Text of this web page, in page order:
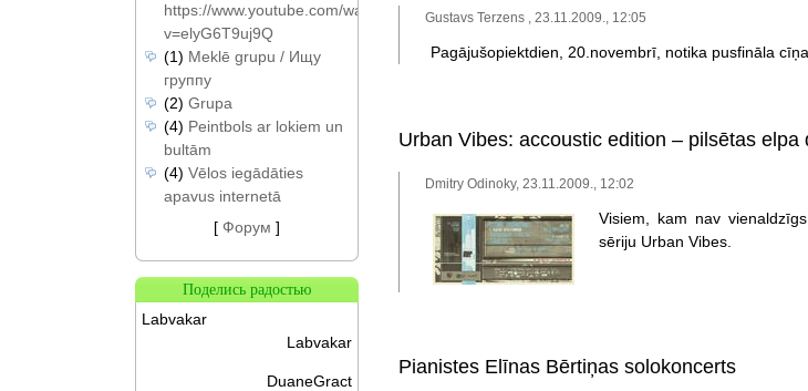
Gustavs Terzens , 23.11.2009., 12:05
Pagājušopiektdien, 20.novembrī, notika pusfināla
Urban Vibes: accoustic edition – pilsētas
Dmitry Odinoky, 23.11.2009., 12:02
Visiem, kam nav
sēriju Urban Vibes.
Pianistes Elīnas Bērtiņas solokoncerts
https://www.youtube.com/watch?
v=elyG6T9uj9Q
(1) Meklē grupu / Ищу
группу
(2) Grupa
(4) Peintbols ar lokiem un
bultām
(4) Vēlos iegādāties
apavus internetā
[ Форум ]
Поделись радостью
Labvakar
Labvakar
DuaneGract